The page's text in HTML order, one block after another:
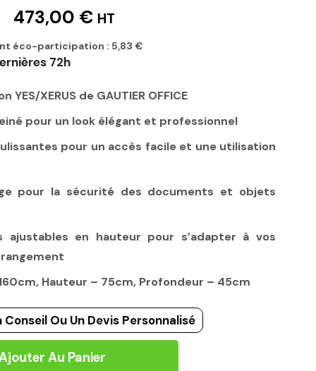
473,00 € HT
éco-participation : 5,83 €
72h
XERUS de GAUTIER OFFICE
pour un look élégant et professionnel
pour un accès facile et une utilisation
pour la sécurité des documents et objets
en hauteur pour s’adapter à vos
Hauteur – 75cm, Profondeur – 45cm
Ou Un Devis Personnalisé
Au Panier